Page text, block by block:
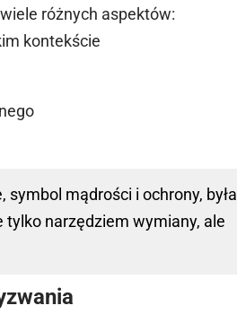
różnych aspektów:
kontekście
mądrości i ochrony, była
tylko narzędziem wymiany, ale